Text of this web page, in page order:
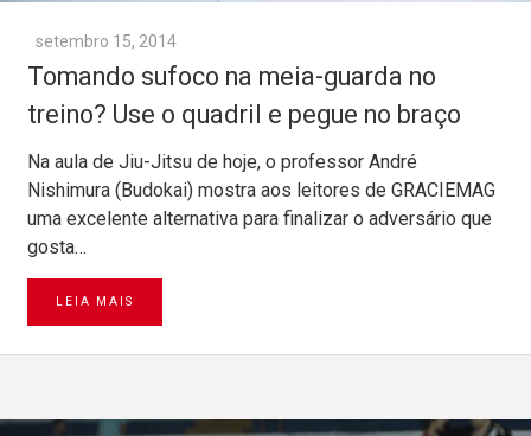
setembro 15, 2014
Tomando sufoco na meia-guarda no
treino? Use o quadril e pegue no braço
Na aula de Jiu-Jitsu de hoje, o professor André
Nishimura (Budokai) mostra aos leitores de GRACIEMAG
uma excelente alternativa para finalizar o adversário que
gosta…
LEIA MAIS